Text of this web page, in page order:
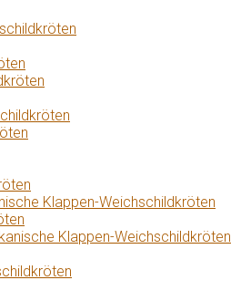
Klappen-Weichschildkröten
Klappen-Weichschildkröten